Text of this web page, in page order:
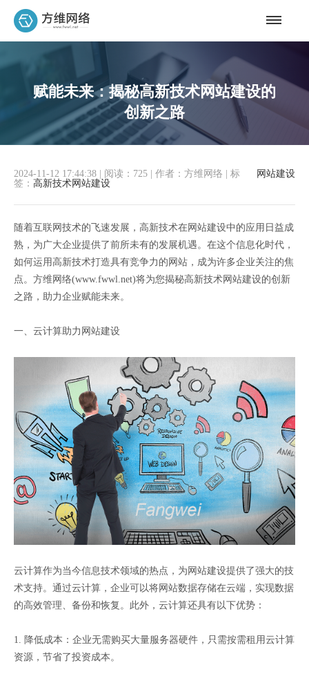
赋能未来：揭秘高新技术网站建设的
创新之路
网站建设
2024-11-12 17:44:38 阅读：725 作者：方维网络
标
签： 高新技术网站建设
随着互联网技术的飞速发展，高新技术在网站建设中的应用日益成
熟，为广大企业提供了前所未有的发展机遇。在这个信息化时代，
如何运用高新技术打造具有竞争力的网站，成为许多企业关注的焦
点。方维网络(www.fwwl.net)将为您揭秘高新技术网站建设的创新
之路，助力企业赋能未来。
一、云计算助力网站建设
云计算作为当今信息技术领域的热点，为网站建设提供了强大的技
术支持。通过云计算，企业可以将网站数据存储在云端，实现数据
的高效管理、备份和恢复。此外，云计算还具有以下优势：
1. 降低成本：企业无需购买大量服务器硬件，只需按需租用云计算
资源，节省了投资成本。